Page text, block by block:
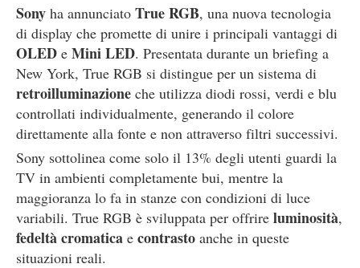
Sony ha annunciato True RGB, una nuova tecnologia
di display che promette di unire i principali vantaggi di
OLED e Mini LED. Presentata durante un briefing a
New York, True RGB si distingue per un sistema di
retroilluminazione che utilizza diodi rossi, verdi e blu
controllati individualmente, generando il colore
direttamente alla fonte e non attraverso filtri successivi.
Sony sottolinea come solo il 13% degli utenti guardi la
TV in ambienti completamente bui, mentre la
maggioranza lo fa in stanze con condizioni di luce
variabili. True RGB è sviluppata per offrire luminosità,
fedeltà cromatica e contrasto anche in queste
situazioni reali.